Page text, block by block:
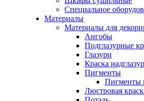
Специальное
Материалы
Материалы для
Ангобы
Подглазурные
Глазури
Краска
Пигменты
Пигменты
Люстровая